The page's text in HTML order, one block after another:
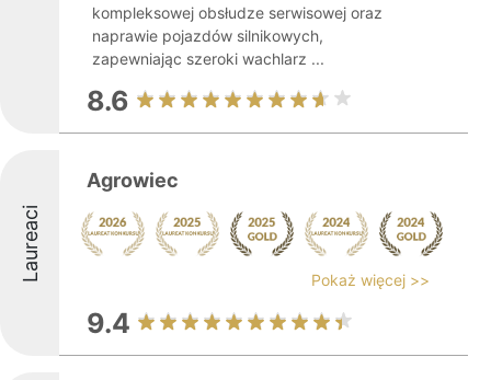
kompleksowej obsłudze serwisowej oraz
naprawie pojazdów silnikowych,
zapewniając szeroki wachlarz ...
8.6
Laureaci
Agrowiec
Pokaż więcej >>
9.4